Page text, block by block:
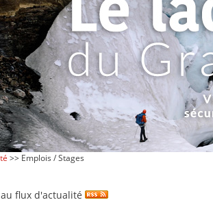
>> Emplois / Stages
flux d'actualité